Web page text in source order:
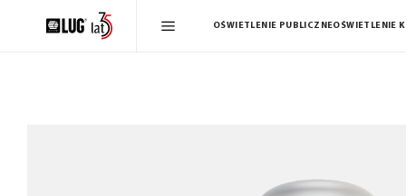
OŚWIETLENIE PUBLICZNEOŚWIETLENIE